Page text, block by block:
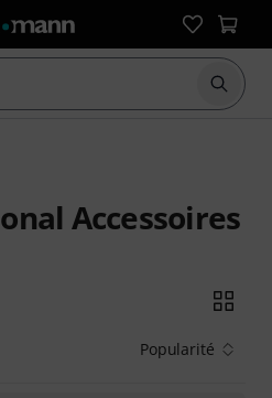
Accessoires
Popularité